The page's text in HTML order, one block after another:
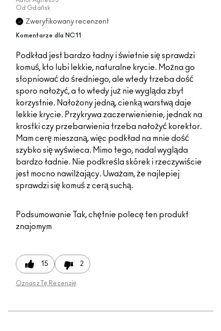
Od Gdańsk
Zweryfikowany recenzent
Komentarze dla NC11
Podkład jest bardzo ładny i świetnie się sprawdzi
komuś, kto lubi lekkie, naturalne krycie. Można go
stopniować do średniego, ale wtedy trzeba dość
sporo nałożyć, a to wtedy już nie wygląda zbyt
korzystnie. Nałożony jedną, cienką warstwą daje
lekkie krycie. Przykrywa zaczerwienienie, jednak na
krostki czy przebarwienia trzeba nałożyć korektor.
Mam cerę mieszaną, więc podkład na mnie dość
szybko się wyświeca. Mimo tego, nadal wygląda
bardzo ładnie. Nie podkreśla skórek i rzeczywiście
jest mocno nawilżający. Uważam, że najlepiej
sprawdzi się komuś z cerą suchą.
Podsumowanie Tak, chętnie polecę ten produkt
znajomym
15 2
Oznacz Tę Recenzję